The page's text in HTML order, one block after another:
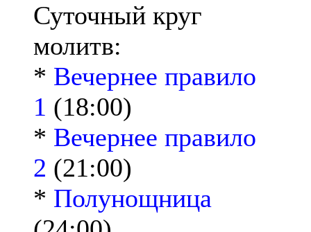
Суточный круг
молитв:
* Вечернее правило
1 (18:00)
* Вечернее правило
2 (21:00)
* Полунощница